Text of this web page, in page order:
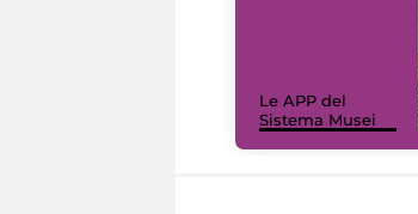
Le APP del
Sistema Musei